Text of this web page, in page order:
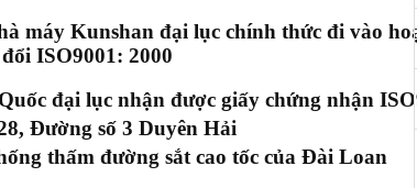
máy Kunshan đại lục chính thức đi vào
ISO9001: 2000
đại lục nhận được giấy chứng nhận
Đường số 3 Duyên Hải
thấm đường sắt cao tốc của Đài Loan